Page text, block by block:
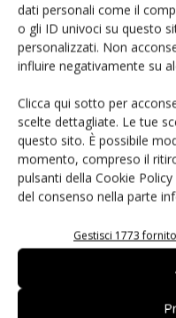
dati personali come il
o gli ID univoci su questo
personalizzati. Non
influire negativamente su
Clicca qui sotto per
scelte dettagliate. Le tue
questo sito. È possibile
momento, compreso il
pulsanti della Cookie
del consenso nella parte
Gestisci 1773
Fichidindia,
fai da te
2026
E-magazine